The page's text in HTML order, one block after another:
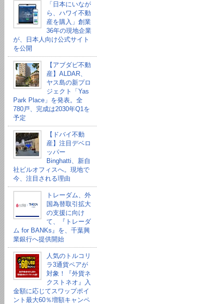
「日本にいなが
ら、ハワイ不動
産を購入」創業
36年の現地企業
が、日本人向け公式サイト
を公開
【アブダビ不動
産】ALDAR、
ヤス島の新プロ
ジェクト「Yas
Park Place」を発表。全
780戸、完成は2030年Q1を
予定
【ドバイ不動
産】注目デベロ
ッパー
Binghatti、新自
社ビルオフィスへ。現地で
今、注目される理由
トレーダム、外
国為替取引拡大
の支援に向け
て、『トレーダ
ム for BANKs』を、千葉興
業銀行へ提供開始
人気のトルコリ
ラ3通貨ペアが
対象！『外貨ネ
クストネオ』入
金額に応じてスワップポイ
ント最大60％増額キャンペ